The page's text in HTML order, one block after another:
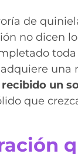
de
no dicen
una
un
que